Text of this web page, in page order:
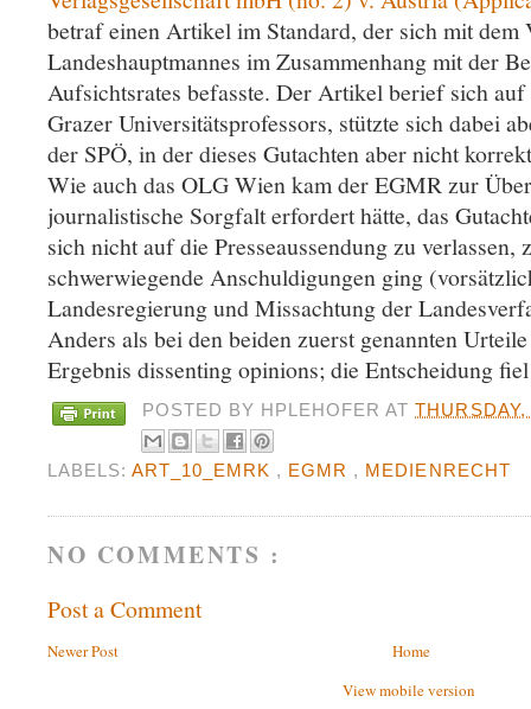
betraf einen Artikel im Standard, der sich mit dem
Landeshauptmannes im Zusammenhang mit der
Aufsichtsrates befasste. Der Artikel berief sich auf
Grazer Universitätsprofessors, stützte sich dabei
der SPÖ, in der dieses Gutachten aber nicht
Wie auch das OLG Wien kam der EGMR zur
journalistische Sorgfalt erfordert hätte, das
sich nicht auf die Presseaussendung zu verlassen,
schwerwiegende Anschuldigungen ging
Landesregierung und Missachtung der
Anders als bei den beiden zuerst genannten
Ergebnis dissenting opinions; die Entscheidung
POSTED BY HPLEHOFERAT
LABELS:ART_10_EMRK , EGMR , MEDIENRECHT
NO COMMENTS :
Post a Comment
Newer Post
Home
View mobile version